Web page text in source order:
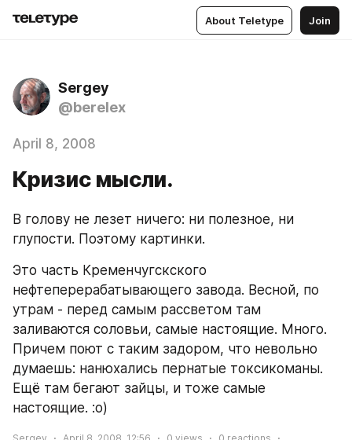
About Teletype Join
Sergey
@berelex
April 8, 2008
Кризис мысли.
В голову не лезет ничего: ни полезное, ни
глупости. Поэтому картинки.
Это часть Кременчугскского
нефтеперерабатывающего завода. Весной, по
утрам - перед самым рассветом там
заливаются соловьи, самые настоящие. Много.
Причем поют с таким задором, что невольно
думаешь: нанюхались пернатые токсикоманы.
Ещё там бегают зайцы, и тоже самые
настоящие. :о)